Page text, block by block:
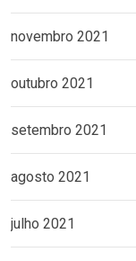
novembro 2021
outubro 2021
setembro 2021
agosto 2021
julho 2021